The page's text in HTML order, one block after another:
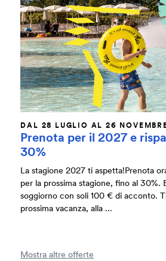
DAL 28 LUGLIO AL 26
Prenota per il 2027 e
30%
La stagione 2027 ti aspetta!Prenota
per la prossima stagione, fino al 30%.
soggiorno con soli 100 € di acconto.
prossima vacanza, alla ...
Mostra altre offerte